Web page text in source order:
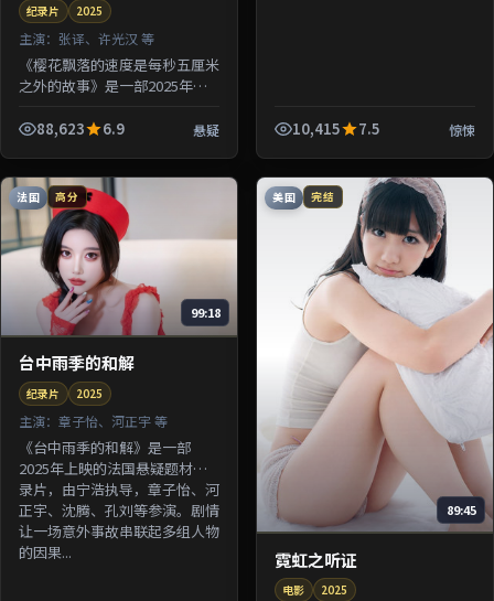
纪录片 2025
主演： 张译、许光汉 等
《樱花飘落的速度是每秒五厘米
之外的故事》是一部2025年上
由杜琪峰执导，张译、许光汉、
88,623 6.9 悬疑 10,415 7.5 惊悚
法国 高分
99:18
台中雨季的和解
纪录片 2025
主演： 章子怡、河正宇 等
《台中雨季的和解》是一部
2025年上映的法国悬疑题材纪
录片，由宁浩执导，章子怡、河
正宇、沈腾、孔刘等参演。剧情
让一场意外事故串联起多组人物
的因果...
美国 完结
89:45
霓虹之听证
电影 2025